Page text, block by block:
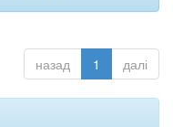
назад 1 далі